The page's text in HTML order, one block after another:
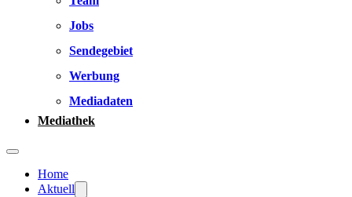
Jobs
Sendegebiet
Werbung
Mediadaten
Mediathek
Home
Aktuell